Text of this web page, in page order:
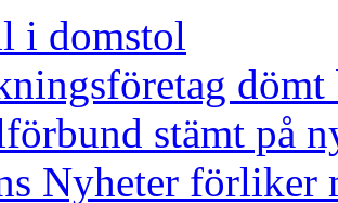
i domstol
dömt
stämt på
Nyheter förliker